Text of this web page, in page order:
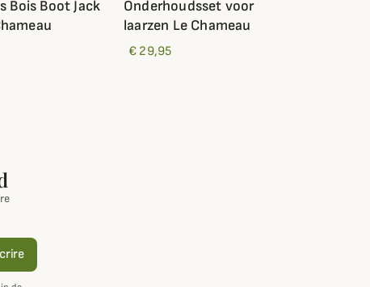
Bois Boot Jack
Onderhoudsset voor
laarzen Le Chameau
€ 29,95